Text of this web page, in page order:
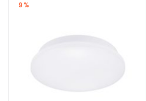
9